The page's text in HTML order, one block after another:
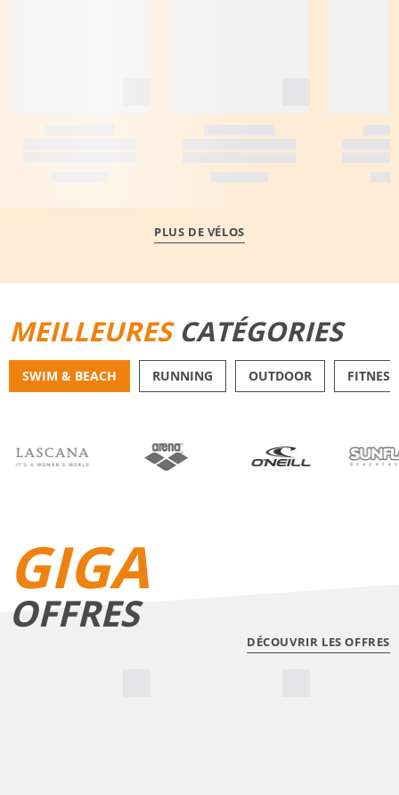
PLUS DE VÉLOS
MEILLEURESCATÉGORIES
SWIM & BEACH RUNNING OUTDOOR FITNESS
GIGA
OFFRES
DÉCOUVRIR LES OFFRES